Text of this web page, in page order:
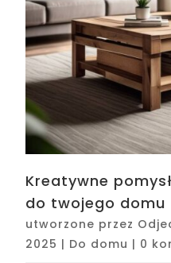
Kreatywne
do twojego domu
utworzone przez
2025 | Do domu | 0